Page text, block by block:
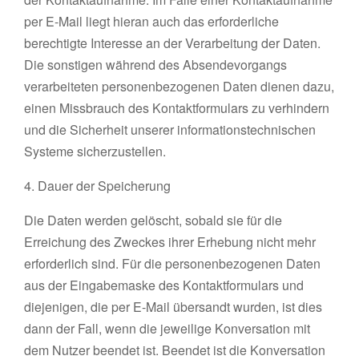
per E-Mail liegt hieran auch das erforderliche
berechtigte Interesse an der Verarbeitung der Daten.
Die sonstigen während des Absendevorgangs
verarbeiteten personenbezogenen Daten dienen dazu,
einen Missbrauch des Kontaktformulars zu verhindern
und die Sicherheit unserer informationstechnischen
Systeme sicherzustellen.
4. Dauer der Speicherung
Die Daten werden gelöscht, sobald sie für die
Erreichung des Zweckes ihrer Erhebung nicht mehr
erforderlich sind. Für die personenbezogenen Daten
aus der Eingabemaske des Kontaktformulars und
diejenigen, die per E-Mail übersandt wurden, ist dies
dann der Fall, wenn die jeweilige Konversation mit
dem Nutzer beendet ist. Beendet ist die Konversation